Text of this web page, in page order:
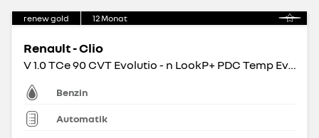
renew gold 12Monat
Renault - Clio
V 1.0 TCe 90 CVT Evolutio - n LookP+ PDC Temp Evolution
Benzin
Automatik